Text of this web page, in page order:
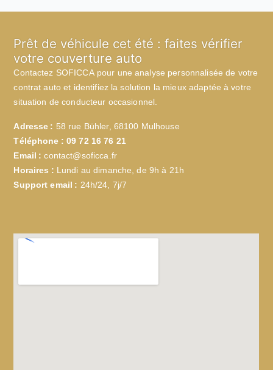
Prêt de véhicule cet été : faites vérifier
votre couverture auto
Contactez SOFICCA pour une analyse personnalisée de votre
contrat auto et identifiez la solution la mieux adaptée à votre
situation de conducteur occasionnel.
Adresse : 58 rue Bühler, 68100 Mulhouse
Téléphone : 09 72 16 76 21
Email : contact@soficca.fr
Horaires : Lundi au dimanche, de 9h à 21h
Support email : 24h/24, 7j/7